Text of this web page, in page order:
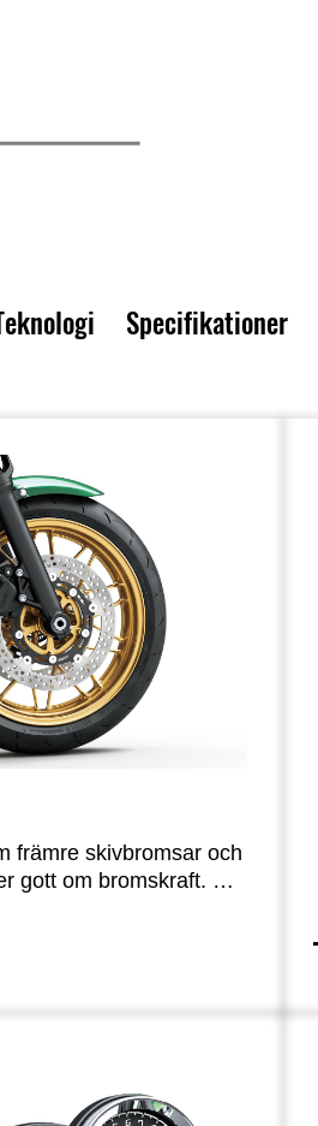
Specifikationer
främre skivbromsar och
gott om bromskraft. De